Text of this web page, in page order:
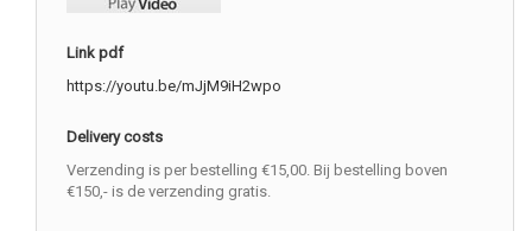
Link pdf
https://youtu.be/mJjM9iH2wpo
Delivery costs
Verzending is per bestelling €15,00. Bij bestelling boven
€150,- is de verzending gratis.